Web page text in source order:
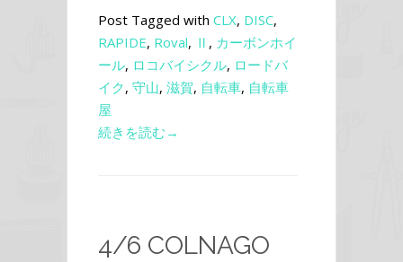
Post Tagged with CLX, DISC,
RAPIDE, Roval, Ⅱ , カーボンホイ
ール, ロコバイシクル, ロードバ
イク, 守山, 滋賀, 自転車, 自転車
屋
続きを読む→
4/6 COLNAGO